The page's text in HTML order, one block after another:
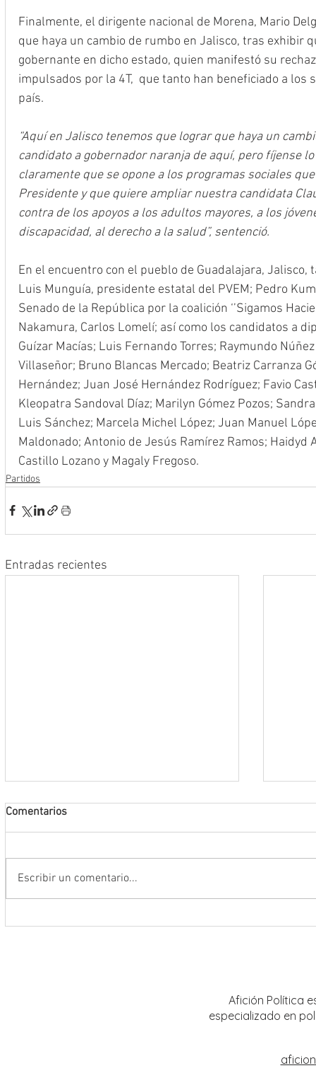
Finalmente, el dirigente nacional de Morena, Mario
que haya un cambio de rumbo en Jalisco, tras exhibir
gobernante en dicho estado, quien manifestó su
impulsados por la 4T,  que tanto han beneficiado a
país.
“Aquí en Jalisco tenemos que lograr que haya un
candidato a gobernador naranja de aquí, pero fíjense
claramente que se opone a los programas sociales
Presidente y que quiere ampliar nuestra candidata
contra de los apoyos a los adultos mayores, a los
discapacidad, al derecho a la salud”, sentenció.
En el encuentro con el pueblo de Guadalajara,
Luis Munguía, presidente estatal del PVEM; Pedro
Senado de la República por la coalición ‘’Sigamos
Nakamura, Carlos Lomelí; así como los candidatos a
Guízar Macías; Luis Fernando Torres; Raymundo
Villaseñor; Bruno Blancas Mercado; Beatriz Carranza
Hernández; Juan José Hernández Rodríguez; Favio
Kleopatra Sandoval Díaz; Marilyn Gómez Pozos;
Luis Sánchez; Marcela Michel López; Juan Manuel
Maldonado; Antonio de Jesús Ramírez Ramos;
Castillo Lozano y Magaly Fregoso.
Partidos
Entradas recientes
Comentarios
Escribir un comentario...
Afición Política
especializado en